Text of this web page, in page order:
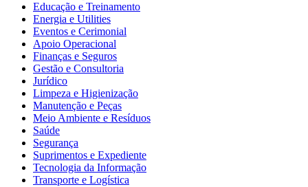
Educação e Treinamento
Energia e Utilities
Eventos e Cerimonial
Apoio Operacional
Finanças e Seguros
Gestão e Consultoria
Jurídico
Limpeza e Higienização
Manutenção e Peças
Meio Ambiente e Resíduos
Saúde
Segurança
Suprimentos e Expediente
Tecnologia da Informação
Transporte e Logística